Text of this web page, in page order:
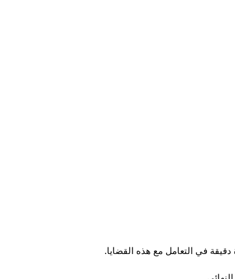
دقيقة في التعامل مع هذه القضايا.